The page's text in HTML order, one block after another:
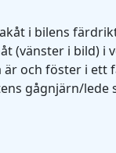
i bilens
(vänster i bild) i
och föster i ett
gågnjärn/lede